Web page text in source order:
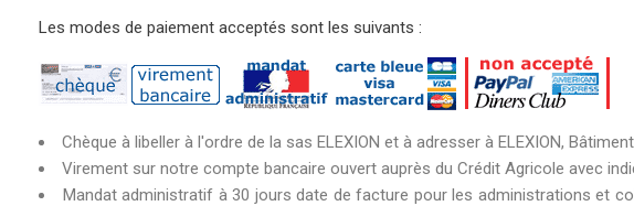
Les modes de paiement acceptés sont les suivants :
Chèque à libeller à l'ordre de la sas ELEXION et à adresser à ELEXION,
Virement sur notre compte bancaire ouvert auprès du Crédit Agricole avec
Mandat administratif à 30 jours date de facture pour les administrations et